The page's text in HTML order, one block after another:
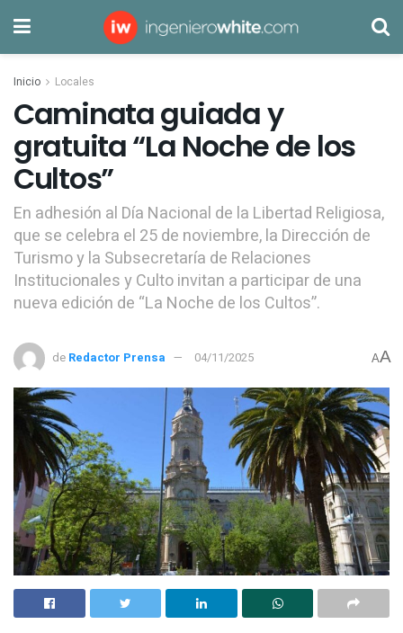
Inicio Locales
Caminata guiada y
gratuita “La Noche de los
Cultos”
En adhesión al Día Nacional de la Libertad Religiosa,
que se celebra el 25 de noviembre, la Dirección de
Turismo y la Subsecretaría de Relaciones
Institucionales y Culto invitan a participar de una
nueva edición de “La Noche de los Cultos”.
de Redactor Prensa 04/11/2025 AA